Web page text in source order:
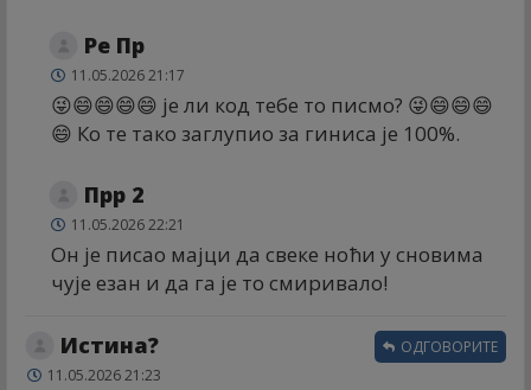
Ре Пр
11.05.2026 21:17
😜😄😄😄😄 је ли код тебе то писмо? 😜😄😄😄
😄 Ко те тако заглупио за гиниса је 100%.
Прр 2
11.05.2026 22:21
Он је писао мајци да свеке ноћи у сновима
чује езан и да га је то смиривало!
Истина?
11.05.2026 21:23
ОДГОВОРИТЕ